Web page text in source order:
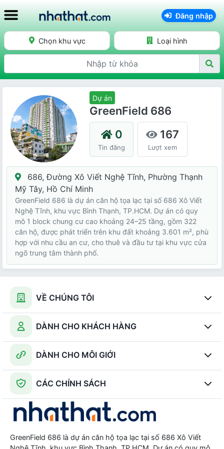
Đăng nhập
Chọn khu vực Loại hình
Dự án
GreenField 686
0
Tin đăng
167
Lượt xem
686, Đường Xô Viết Nghệ Tĩnh, Phường Thạnh
Mỹ Tây, Hồ Chí Minh
GreenField 686 là dự án căn hộ tọa lạc tại số 686 Xô Viết
Nghệ Tĩnh, khu vực Bình Thạnh, TP.HCM. Dự án có quy
mô 1 block chung cư cao khoảng 24–25 tầng, gồm 322
căn hộ, được phát triển trên khu đất khoảng 3.601 m², phù
hợp với nhu cầu an cư, cho thuê và đầu tư tại khu vực cửa
ngõ trung tâm thành phố.
VỀ CHÚNG TÔI
DÀNH CHO KHÁCH HÀNG
DÀNH CHO MÔI GIỚI
CÁC CHÍNH SÁCH
GreenField 686 là dự án căn hộ tọa lạc tại số 686 Xô Viết